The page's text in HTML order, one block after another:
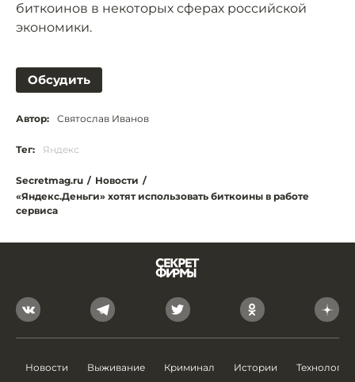
биткоинов в некоторых сферах российской
экономики.
Обсудить
Автор: Святослав Иванов
Тег: Яндекс
Secretmag.ru / Новости /
«Яндекс.Деньги» хотят использовать биткоины в работе
сервиса
Новости Выживание Криминал Истории Технологии